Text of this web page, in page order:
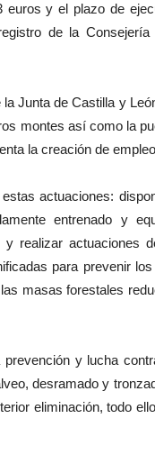
euros y el plazo de
de la
Junta de Castilla y
montes así como la
la creación de
actuaciones:
entrenado y
realizar actuaciones
para prevenir
masas forestales
y lucha
desramado y
eliminación, todo